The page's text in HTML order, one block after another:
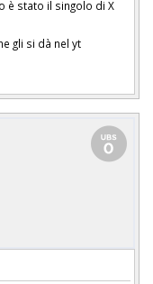
è stato il singolo di X
gli si dà nel yt